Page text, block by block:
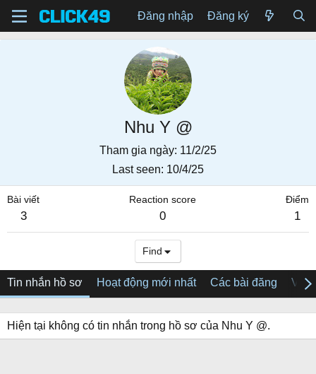
Đăng nhập Đăng ký
Nhu Y @
Tham gia ngày 11/2/25
Last seen 10/4/25
Bài viết
3
Reaction score
0
Điểm
1
Find
Tin nhắn hồ sơ Hoạt động mới nhất Các bài đăng Về
Hiện tại không có tin nhắn trong hồ sơ của Nhu Y @.